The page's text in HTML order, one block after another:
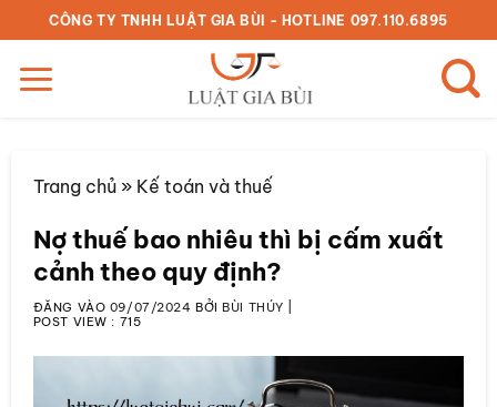
qua
nội
dung
CÔNG TY TNHH LUẬT GIA BÙI - HOTLINE 097.110.6895
Trang chủ» Kế toán và thuế
Nợ thuế bao nhiêu thì bị cấm xuất
cảnh theo quy định?
ĐĂNG VÀO 09/07/2024 BỞIBÙI THÚY
POST VIEW : 715